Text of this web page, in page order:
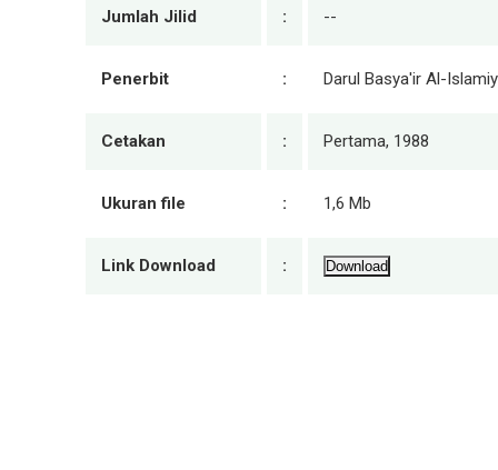
Jumlah Jilid : --
Penerbit : Darul Basya'ir Al-
Cetakan : Pertama, 1988
Ukuran file : 1,6 Mb
Link Download : Download